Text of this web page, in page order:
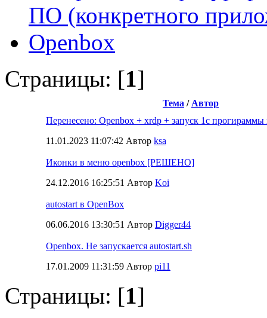
ПО (конкретного
Openbox
Страницы: [1]
Тема / Автор
Перенесено: Openbox + xrdp + запуск 1с прогираммы
11.01.2023 11:07:42 Автор ksa
Иконки в меню openbox [РЕШЕНО]
24.12.2016 16:25:51 Автор Koi
autostart в OpenBox
06.06.2016 13:30:51 Автор Digger44
Openbox. Не запускается autostart.sh
17.01.2009 11:31:59 Автор pi11
Страницы: [1]